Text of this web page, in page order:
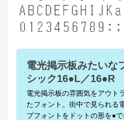
電光掲示板みたいな
シック16●L／16●R
電光掲示板の雰囲気をアウト
たフォント。街中で見られる
プフォントをドットの形を●